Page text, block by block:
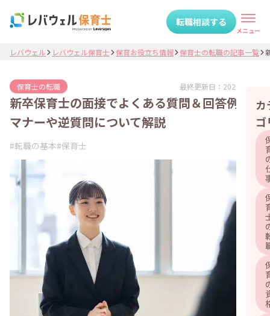
転職相談する
メニュー
カ
ゴ
レバウェル レバウェル保育士 保育お役立ち情報 保育士の転職の記事一覧
保育士の転職 最終更新日： 2026.03.16
新卒保育士の面接でよくある質問＆回答例！
マナーや逆質問について解説
#転職の基本#保育士